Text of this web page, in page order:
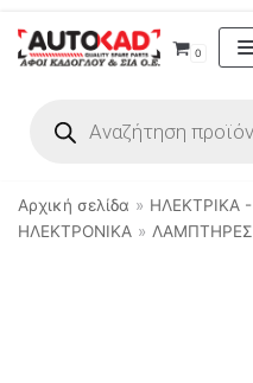
Μεταπηδήστε
στο
0
Αρχική σελίδα » ΗΛΕΚΤΡΙΚΑ -
ΗΛΕΚΤΡΟΝΙΚΑ » ΛΑΜΠΤΗΡΕΣ